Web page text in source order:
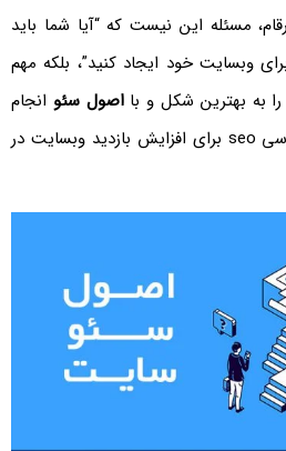
مسئله این نیست که “آیا شما باید
وب­سایت خود ایجاد کنید”، بلکه مهم
به بهترین شکل و با اصول سئوانجام
میدهید. در اینجا اصول اساسی seo برای افزایش بازدید وب­سایت در